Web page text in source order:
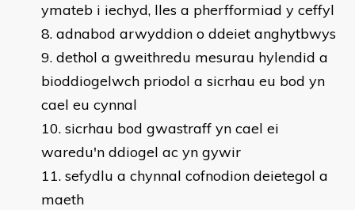
ymateb i iechyd, lles a pherfformiad y ceffyl
adnabod arwyddion o ddeiet anghytbwys
dethol a gweithredu mesurau hylendid a
bioddiogelwch priodol a sicrhau eu bod yn
cael eu cynnal
sicrhau bod gwastraff yn cael ei
waredu'n ddiogel ac yn gywir
sefydlu a chynnal cofnodion deietegol a
maeth